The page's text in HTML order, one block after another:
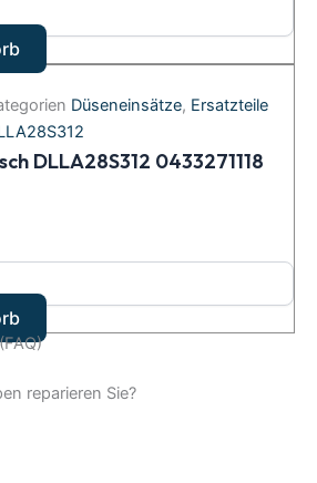
Düseneinsätze, Ersatzteile
DLLA28S312 0433271118
reparieren Sie?